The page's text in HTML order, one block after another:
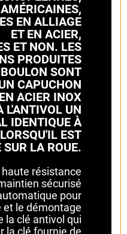
EN ALLIAGE
ET EN ACIER,
ET NON. LES
PRODUITES
SONT
CAPUCHON
ACIER INOX
L'ANTIVOL UN
IDENTIQUE À
EST
LA ROUE.
résistance
sécurisé
pour
le démontage
la clé antivol qui
la clé fournie de